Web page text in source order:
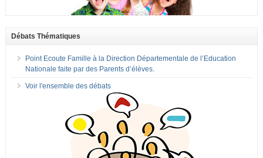
Débats Thématiques
Point Ecoute Famille à la Direction Départementale de l’Education
Nationale faite par des Parents d’élèves.
Voir l'ensemble des débats